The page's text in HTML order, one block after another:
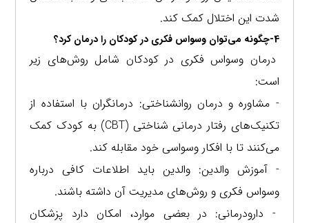
شدت این اختلال کمک کند.
4-چگونه می‌توان وسواس فکری در کودکان را درمان کرد؟
درمان وسواس فکری در کودکان شامل روش‌های زیر
است:
- مشاوره و درمان روانشناختی: درمانگران با استفاده از
تکنیک‌های رفتار درمانی شناختی (CBT) به کودک کمک
می‌کنند تا با افکار وسواسی خود مقابله کند.
- آموزش والدین: والدین باید اطلاعات کافی درباره
وسواس فکری و روش‌های مدیریت آن داشته باشند.
- دارودرمانی: در بعضی موارد، امکان دارد پزشکان